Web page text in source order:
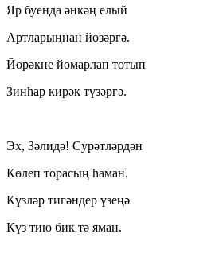
Яр буенда әнкәң елый
Артларыңнан йөзәргә.
Йөрәкне йомарлап тотып
Зинһар кирәк түзәргә.
Эх, Зәлидә! Сурәтләрдән
Көлеп торасың һаман.
Күзләр тигәндер үзеңә
Күз тию бик тә яман.